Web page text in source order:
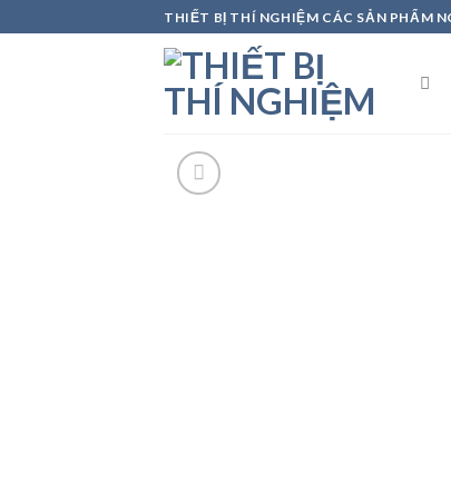
to
THIẾT BỊ THÍ NGHIỆM CÁC SẢN PHẨM